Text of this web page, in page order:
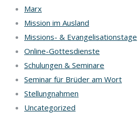
Marx
Mission im Ausland
Missions- & Evangelisationstage
Online-Gottesdienste
Schulungen & Seminare
Seminar für Brüder am Wort
Stellungnahmen
Uncategorized